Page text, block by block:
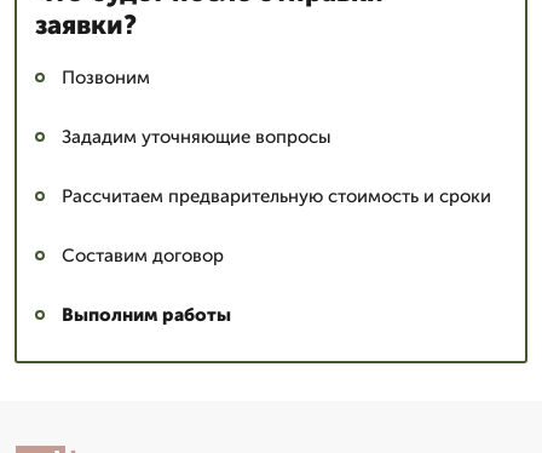
заявки?
Позвоним
Зададим уточняющие вопросы
Рассчитаем предварительную стоимость и сроки
Составим договор
Выполним работы